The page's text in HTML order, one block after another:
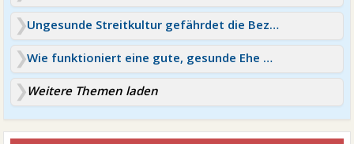
Ungesunde Streitkultur gefährdet die Beziehung
Wie funktioniert eine gute, gesunde Ehe oder Beziehung?
Weitere Themen laden